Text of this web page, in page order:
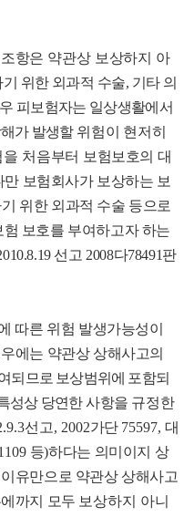
항은 약관상 보상하지 아
위한 외과적 수술, 기타 의
피보험자는 일상생활에서
가 발생할 위험이 현저히
처음부터 보험보호의 대
만 보험회사가 보상하는 보
위한 외과적 수술 등으로
보호를 부여하고자 하는
선고 2008다78491판
따른 위험 발생가능성이
에는 약관상 상해사고의
되므로 보상범위에 포함되
성상 당연한 사항을 규정한
선고, 2002가단 75597,대
등)하다는 의미이지 상
유만으로 약관상 상해사고
까지 모두 보상하지 아니